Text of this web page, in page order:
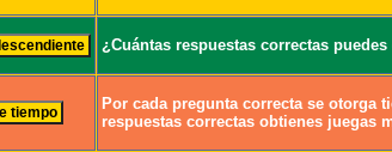
¿Cuántas respuestas correctas
Por cada pregunta correcta se otorga
respuestas correctas obtienes juegas